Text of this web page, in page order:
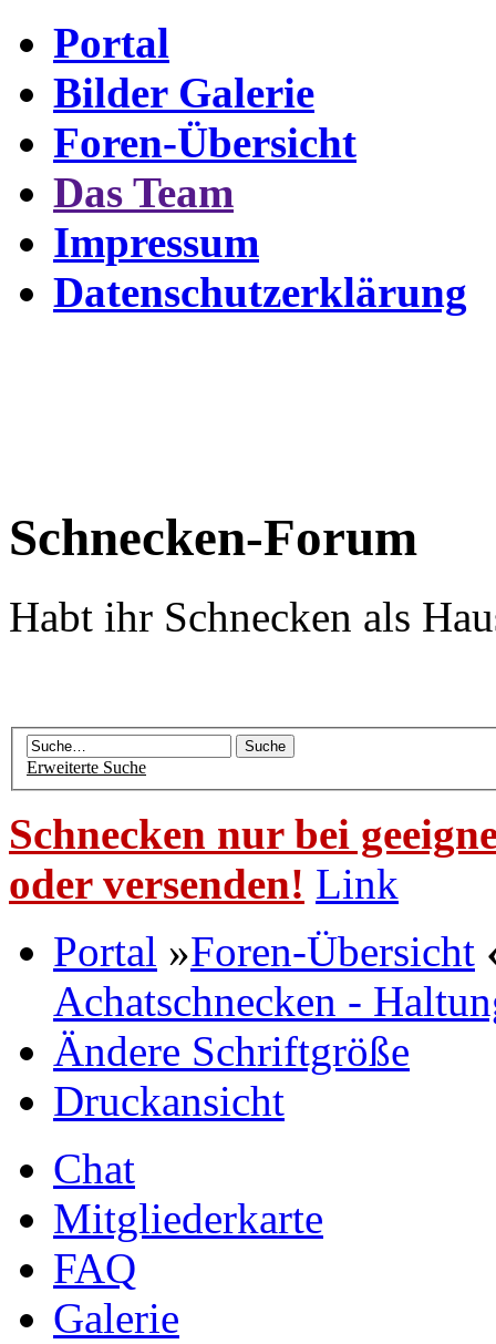
Portal
Bilder Galerie
Foren-Übersicht
Das Team
Impressum
Datenschutzerklärung
Schnecken-Forum
Habt ihr Schnecken als
Erweiterte Suche
Schnecken nur bei
oder versenden! Link
Portal »Foren-Übersicht
Achatschnecken -
Ändere Schriftgröße
Druckansicht
Chat
Mitgliederkarte
FAQ
Galerie